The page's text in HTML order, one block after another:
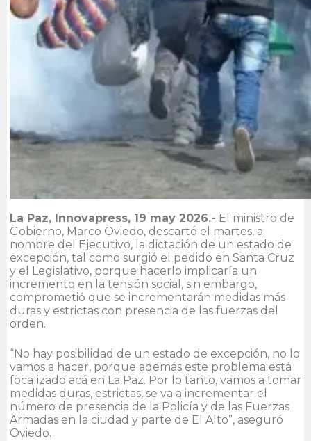
La Paz, Innovapress, 19 may 2026.- El ministro de
Gobierno, Marco Oviedo, descartó el martes, a
nombre del Ejecutivo, la dictación de un estado de
excepción, tal como surgió el pedido en Santa Cruz
y el Legislativo, porque hacerlo implicaría un
incremento en la tensión social, sin embargo,
comprometió que se incrementarán medidas más
duras y estrictas con presencia de las fuerzas del
orden.
“No hay posibilidad de un estado de excepción, no lo
vamos a hacer, porque además este problema está
focalizado acá en La Paz. Por lo tanto, vamos a tomar
medidas duras, estrictas, se va a incrementar el
número de presencia de la Policía y de las Fuerzas
Armadas en la ciudad y parte de El Alto”, aseguró
Oviedo.